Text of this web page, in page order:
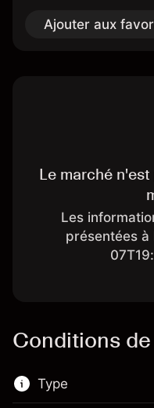
Ajouter aux
Le marché
Les
présentées
Conditions
Type